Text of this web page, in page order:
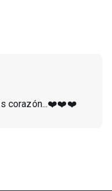
corazón...❤️❤️❤️